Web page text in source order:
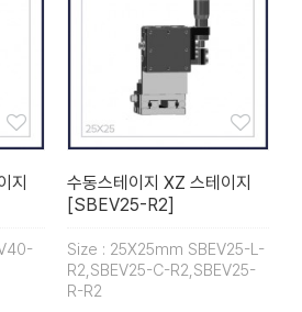
지
수동스테이지 XZ 스테이지
[SBEV25-R2]
Size : 25X25mm SBEV25-L-
R2,SBEV25-C-R2,SBEV25-
R-R2